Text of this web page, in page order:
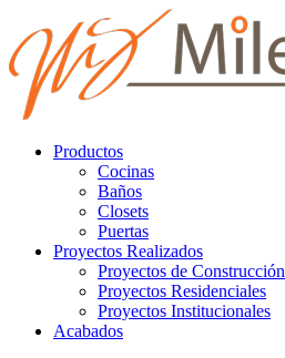
Productos
Cocinas
Baños
Closets
Puertas
Proyectos Realizados
Proyectos de Construcción
Proyectos Residenciales
Proyectos Institucionales
Acabados